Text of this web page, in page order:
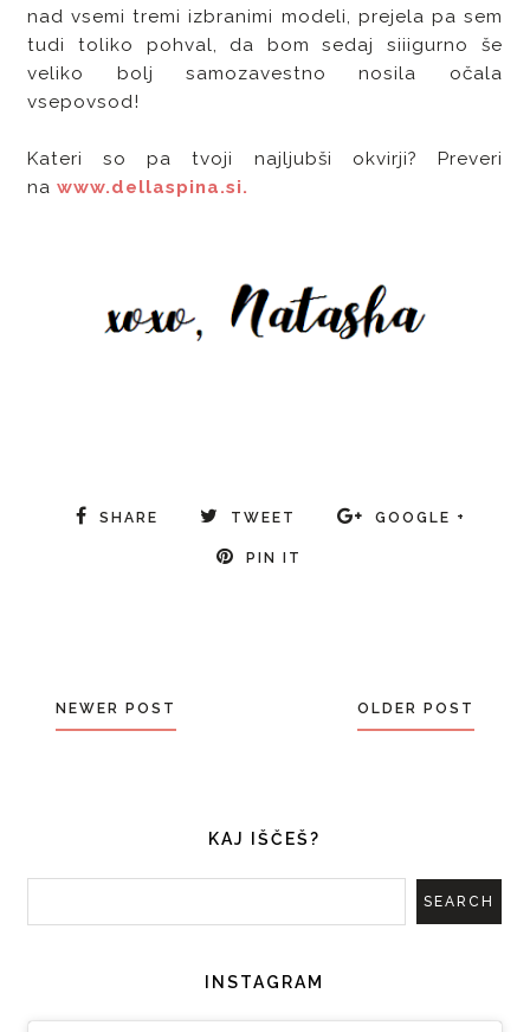
nad vsemi tremi izbranimi modeli, prejela pa sem
tudi toliko pohval, da bom sedaj siiigurno še
veliko bolj samozavestno nosila očala
vsepovsod!
Kateri so pa tvoji najljubši okvirji? Preveri
nawww.dellaspina.si.
SHARE TWEET GOOGLE +
PIN IT
NEWER POST OLDER POST
KAJ IŠČEŠ?
INSTAGRAM